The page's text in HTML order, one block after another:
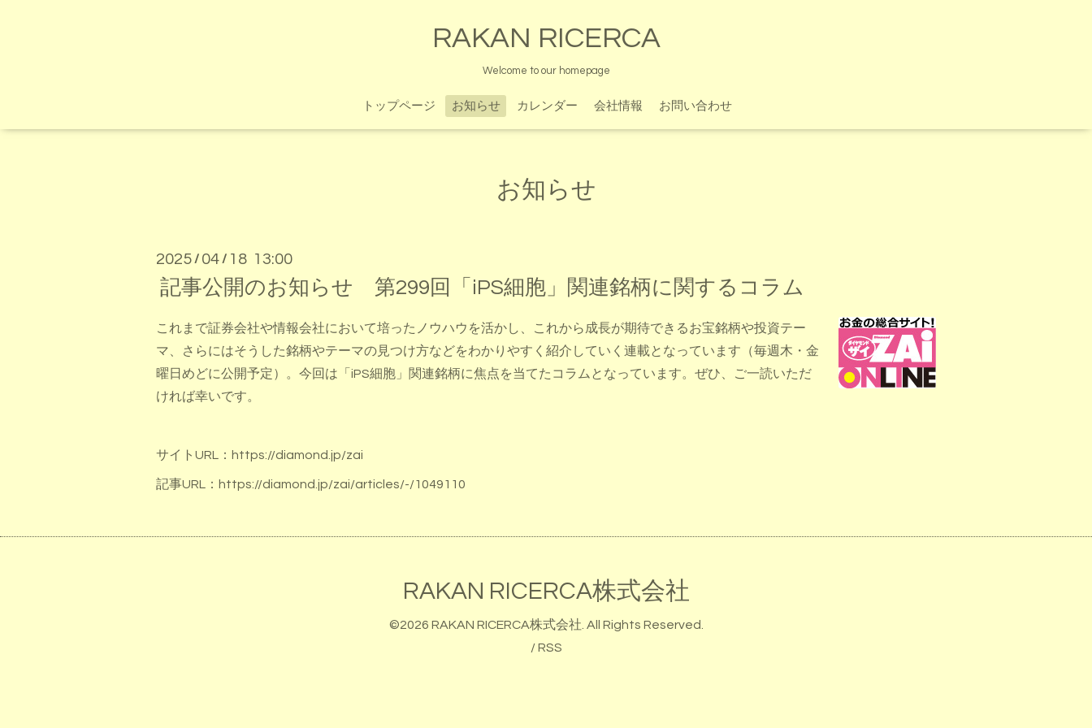
RAKAN RICERCA
Welcome to our homepage
トップページ お知らせ カレンダー 会社情報 お問い合わせ
お知らせ
2025 / 04 / 18 13:00
記事公開のお知らせ 第299回「iPS細胞」関連銘柄に関するコラム
これまで証券会社や情報会社において培ったノウハウを活かし、これから成長が期待できるお宝銘柄や投資テー
マ、さらにはそうした銘柄やテーマの見つけ方などをわかりやすく紹介していく連載となっています（毎週木・金
曜日めどに公開予定）。今回は「iPS細胞」関連銘柄に焦点を当てたコラムとなっています。ぜひ、ご一読いただ
ければ幸いです。
サイトURL： https://diamond.jp/zai
記事URL： https://diamond.jp/zai/articles/-/1049110
RAKAN RICERCA株式会社
©2026 RAKAN RICERCA株式会社 . All Rights Reserved.
/RSS